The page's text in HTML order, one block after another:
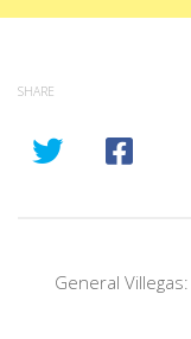
SHARE
General